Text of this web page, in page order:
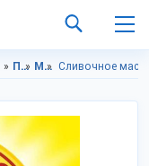
Продукты питания Молочные продукты Сливочное